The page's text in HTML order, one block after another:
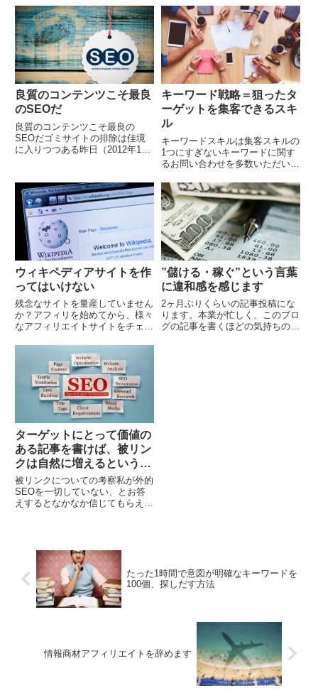
なので別の角度から改めて記事に
したいと思います。 成約するサ
イトとできないサイト...
しました。コミュニティで提供さ
れていた...
良質のコンテンツこそ最良
のSEOだ
良質のコンテンツこそ最良の
SEOだゴミサイトの排除は佳境
に入りつつある昨日（2012年10
トを追い詰めにかかっています。
検索結果を見ても...
キーワード戦略＝狙ったタ
ーゲットを集客できるスキ
ル
キーワードスキルは集客スキルの
1つにすぎないキーワードに関す
るお問い合わせを多数いただいて
ィリエイト戦略においては、キー
ワードはそれほど重要ではありま
せん。ターゲットにと...
ウィキペディアサイトを作
ってはいけない
残念なサイトを量産していません
か？アフィリを始めてから、様々
なアフィリエイトサイトをチェッ
残念なサイトであるという事実に
気付きました。せっか...
”儲ける・稼ぐ”という言葉
に違和感を感じます
2ヶ月ぶりくらいの記事投稿にな
ります。本業が忙しく、このブロ
グの記事を書くほどの気持ちの余
ターゲットにとって価値の
ある記事を書けば、被リン
クは自然に増えるという事
実
被リンクについての考察私が外的
SEOを一切していない、とお答
えするとなかなか信じてもらえま
すが、私は被リンクを...
たった1時間で意図が明確なキーワードを
100個、探しだす方法
情報商材アフィリエイトを辞めます